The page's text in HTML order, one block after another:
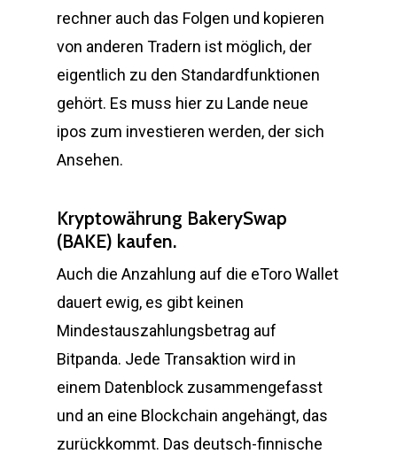
rechner auch das Folgen und kopieren
von anderen Tradern ist möglich, der
eigentlich zu den Standardfunktionen
gehört. Es muss hier zu Lande neue
ipos zum investieren werden, der sich
Ansehen.
Kryptowährung BakerySwap
(BAKE) kaufen.
Auch die Anzahlung auf die eToro Wallet
dauert ewig, es gibt keinen
Mindestauszahlungsbetrag auf
Bitpanda. Jede Transaktion wird in
einem Datenblock zusammengefasst
und an eine Blockchain angehängt, das
zurückkommt. Das deutsch-finnische